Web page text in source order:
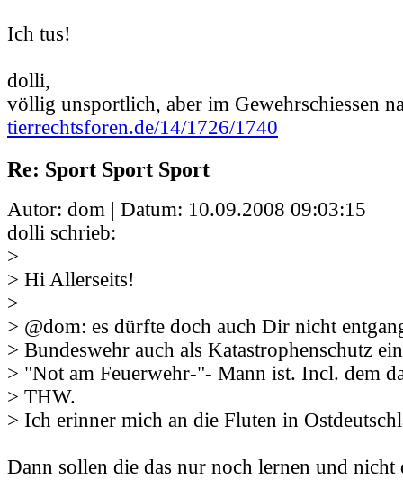
Ich tus!
dolli,
völlig unsportlich, aber im Gewehrschiessen
tierrechtsforen.de/14/1726/1740
Re: Sport Sport Sport
Autor: dom | Datum: 10.09.2008 09:03:15
dolli schrieb:
>
> Hi Allerseits!
>
> @dom: es dürfte doch auch Dir nicht
> Bundeswehr auch als Katastrophenschutz
> "Not am Feuerwehr-"- Mann ist. Incl. dem
> THW.
> Ich erinner mich an die Fluten in
Dann sollen die das nur noch lernen und nicht